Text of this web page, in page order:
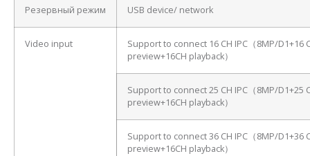
Резервный режим USB device/ network
Video input
Support to connect 16 CH IPC（8MP/D1+16
preview+16CH playback）
Support to connect 25 CH IPC（8MP/D1+25
preview+16CH playback）
Support to connect 36 CH IPC（8MP/D1+36
preview+16CH playback）